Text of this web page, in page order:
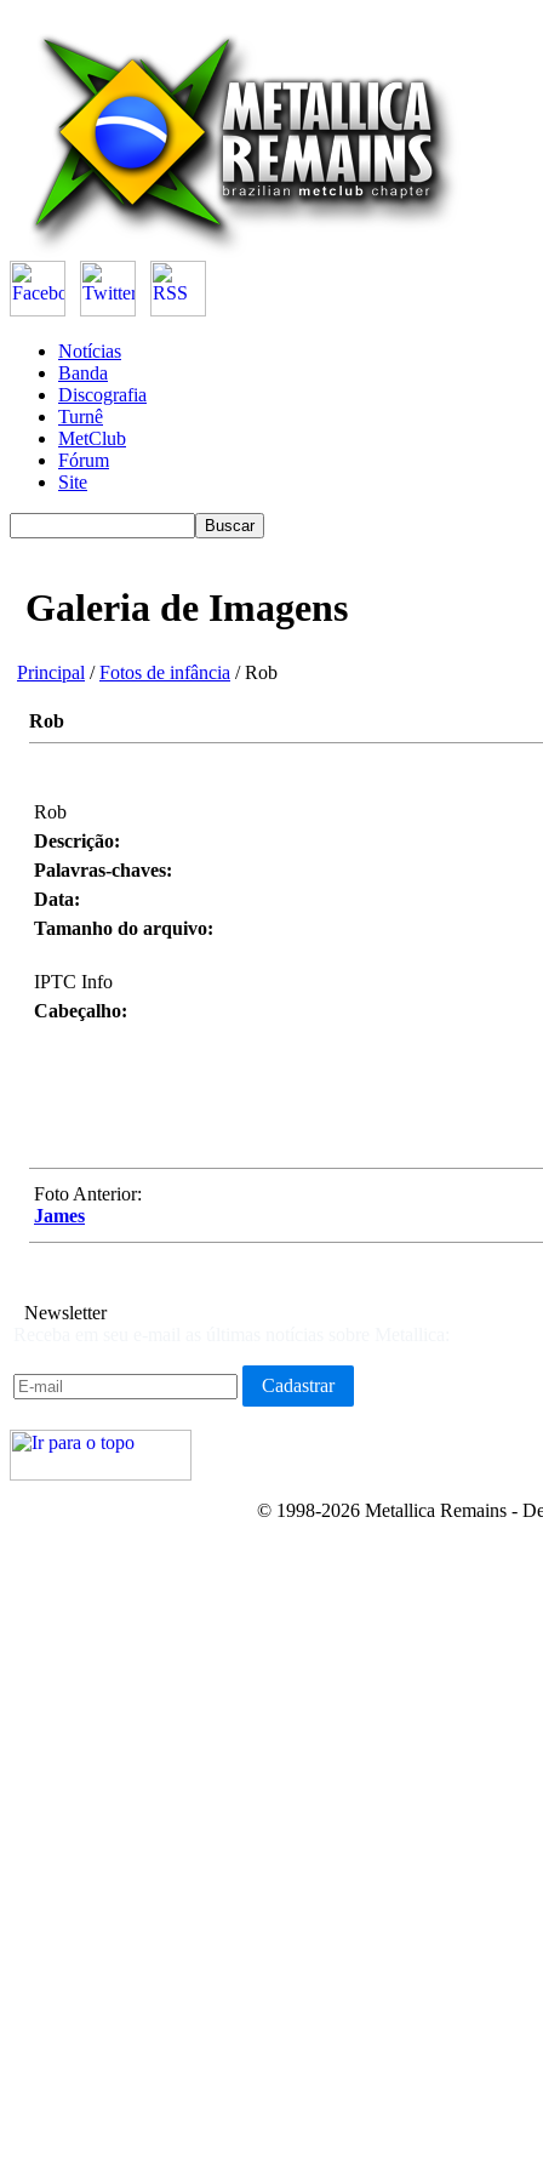
Notícias
Banda
Discografia
Turnê
MetClub
Fórum
Site
Galeria de Imagens
Principal /Fotos de infância / Rob
Rob
Rob
Descrição:
Palavras-chaves:
Data:
Tamanho do arquivo:
IPTC Info
Cabeçalho:
Foto Anterior:
James
Newsletter
© 1998-2026 Metallica Remains -